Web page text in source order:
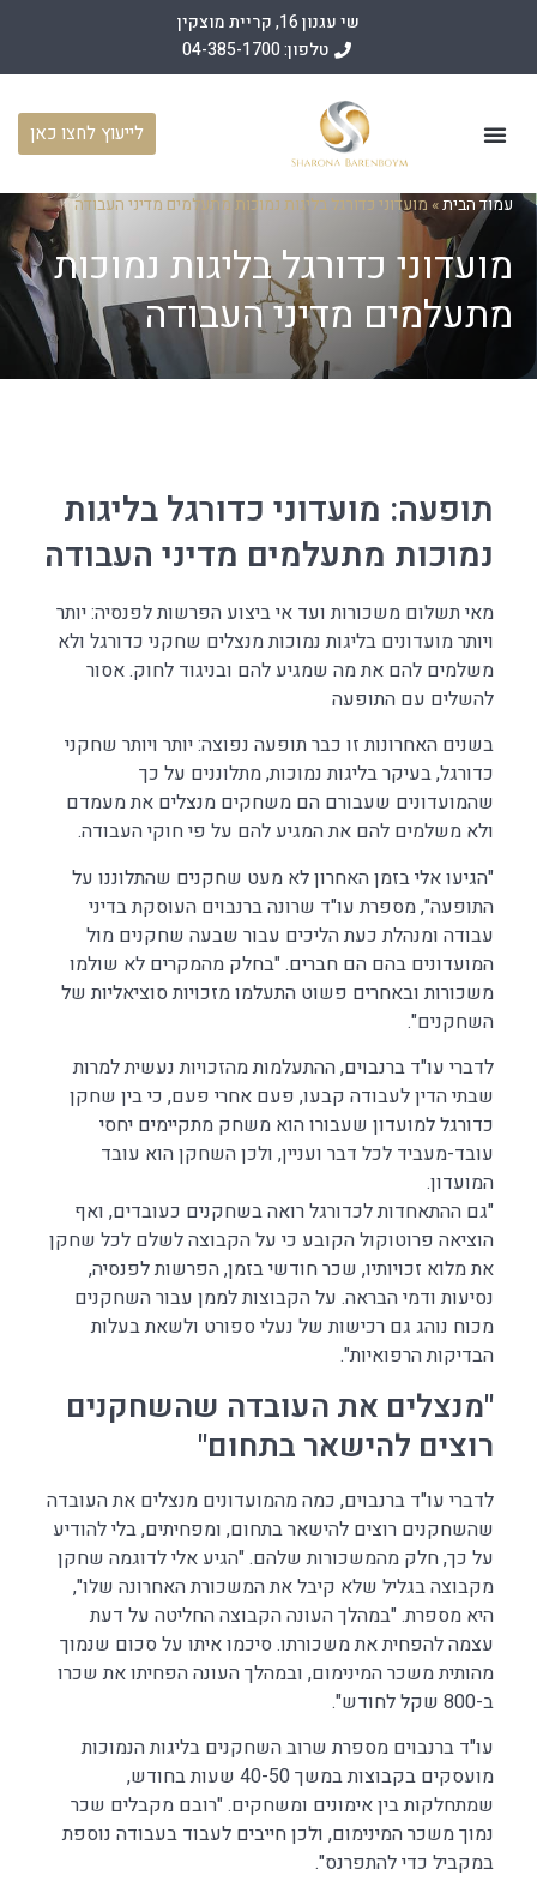
שי עגנון 16, קריית מוצקין
טלפון: 04-385-1700
לייעוץ לחצו כאן
עמוד הבית» מועדוני כדורגל בליגות נמוכות מתעלמים מדיני העבודה
מועדוני כדורגל בליגות נמוכות
מתעלמים מדיני העבודה
תופעה: מועדוני כדורגל בליגות
נמוכות מתעלמים מדיני העבודה
מאי תשלום משכורות ועד אי ביצוע הפרשות לפנסיה: יותר
ויותר מועדונים בליגות נמוכות מנצלים שחקני כדורגל ולא
משלמים להם את מה שמגיע להם ובניגוד לחוק. אסור
להשלים עם התופעה
בשנים האחרונות זו כבר תופעה נפוצה: יותר ויותר שחקני
כדורגל, בעיקר בליגות נמוכות, מתלוננים על כך
שהמועדונים שעבורם הם משחקים מנצלים את מעמדם
ולא משלמים להם את המגיע להם על פי חוקי העבודה.
"הגיעו אלי בזמן האחרון לא מעט שחקנים שהתלוננו על
התופעה", מספרת עו"ד שרונה ברנבוים העוסקת בדיני
עבודה ומנהלת כעת הליכים עבור שבעה שחקנים מול
המועדונים בהם הם חברים. "בחלק מהמקרים לא שולמו
משכורות ובאחרים פשוט התעלמו מזכויות סוציאליות של
השחקנים".
לדברי עו"ד ברנבוים, ההתעלמות מהזכויות נעשית למרות
שבתי הדין לעבודה קבעו, פעם אחרי פעם, כי בין שחקן
כדורגל למועדון שעבורו הוא משחק מתקיימים יחסי
עובד-מעביד לכל דבר ועניין, ולכן השחקן הוא עובד
המועדון.
"גם ההתאחדות לכדורגל רואה בשחקנים כעובדים, ואף
הוציאה פרוטוקול הקובע כי על הקבוצה לשלם לכל שחקן
את מלוא זכויותיו, שכר חודשי בזמן, הפרשות לפנסיה,
נסיעות ודמי הבראה. על הקבוצות לממן עבור השחקנים
מכוח נוהג גם רכישות של נעלי ספורט ולשאת בעלות
הבדיקות הרפואיות".
"מנצלים את העובדה שהשחקנים
רוצים להישאר בתחום"
לדברי עו"ד ברנבוים, כמה מהמועדונים מנצלים את העובדה
שהשחקנים רוצים להישאר בתחום, ומפחיתים, בלי להודיע
על כך, חלק מהמשכורות שלהם. "הגיע אלי לדוגמה שחקן
מקבוצה בגליל שלא קיבל את המשכורת האחרונה שלו",
היא מספרת. "במהלך העונה הקבוצה החליטה על דעת
עצמה להפחית את משכורתו. סיכמו איתו על סכום שנמוך
מהותית משכר המינימום, ובמהלך העונה הפחיתו את שכרו
ב-800 שקל לחודש".
עו"ד ברנבוים מספרת שרוב השחקנים בליגות הנמוכות
מועסקים בקבוצות במשך 40-50 שעות בחודש,
שמתחלקות בין אימונים ומשחקים. "רובם מקבלים שכר
נמוך משכר המינימום, ולכן חייבים לעבוד בעבודה נוספת
במקביל כדי להתפרנס".